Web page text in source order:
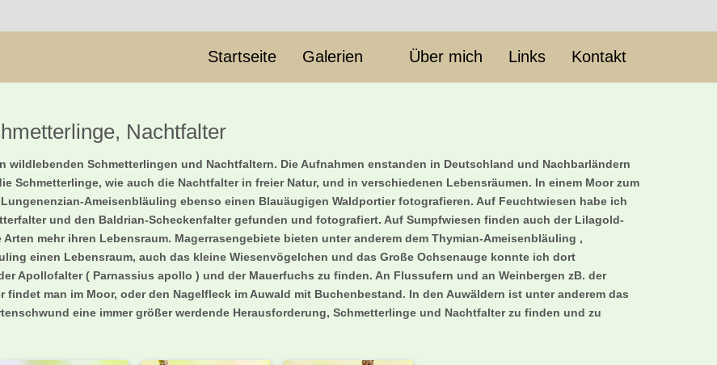
Startseite Galerien Über mich Links Kontakt
Nachtfalter
wildlebenden Schmetterlingen und Nachtfaltern. Die Aufnahmen enstanden in Deutschland und Nachbarländern
Schmetterlinge, wie auch die Nachtfalter in freier Natur, und in verschiedenen Lebensräumen. In einem Moor zum
Ameisenbläuling ebenso einen Blauäugigen Waldportier fotografieren. Auf Feuchtwiesen habe ich
und den Baldrian-Scheckenfalter gefunden und fotografiert. Auf Sumpfwiesen finden auch der Lilagold-
mehr ihren Lebensraum. Magerrasengebiete bieten unter anderem dem Thymian-Ameisenbläuling ,
einen Lebensraum, auch das kleine Wiesenvögelchen und das Große Ochsenauge konnte ich dort
Apollofalter ( Parnassius apollo ) und der Mauerfuchs zu finden. An Flussufern und an Weinbergen zB. der
man im Moor, oder den Nagelfleck im Auwald mit Buchenbestand. In den Auwäldern ist unter anderem das
eine immer größer werdende Herausforderung, Schmetterlinge und Nachtfalter zu finden und zu